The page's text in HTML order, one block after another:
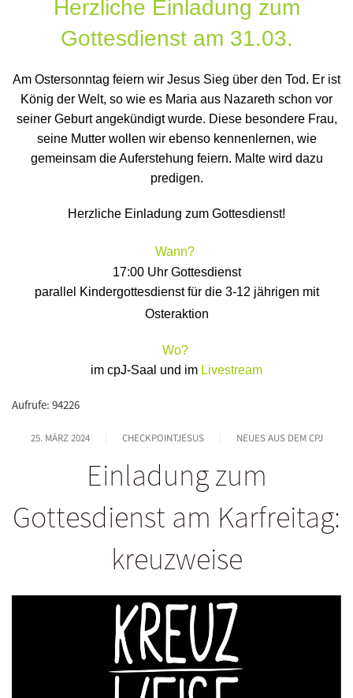
Herzliche Einladung zum
Gottesdienstam 31.03.
Am Ostersonntag feiern wir Jesus Sieg über den Tod. Er ist
König der Welt, so wie es Maria aus Nazareth schon vor
seiner Geburt angekündigt wurde. Diese besondere Frau,
seine Mutter wollen wir ebenso kennenlernen, wie
gemeinsam die Auferstehung feiern. Malte wird dazu
predigen.
Herzliche Einladung zum Gottesdienst!
Wann?
17:00 Uhr Gottesdienst
parallel Kindergottesdienst für die 3-12 jährigen mit
Osteraktion
Wo?
im cpJ-Saal und im Livestream
Aufrufe: 94226
25. MÄRZ 2024 CHECKPOINTJESUS NEUES AUS DEM CPJ
Einladung zum
Gottesdienst am Karfreitag:
kreuzweise